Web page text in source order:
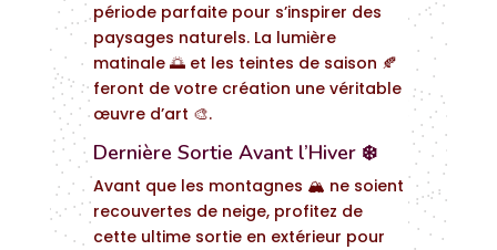
période parfaite pour s’inspirer des
paysages naturels. La lumière
matinale 🌅 et les teintes de saison 🍂
feront de votre création une véritable
œuvre d’art 🎨.
Dernière Sortie Avant l’Hiver ❄️
Avant que les montagnes 🏔️ ne soient
recouvertes de neige, profitez de
cette ultime sortie en extérieur pour